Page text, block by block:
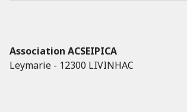
Association ACSEIPICA
Leymarie - 12300 LIVINHAC